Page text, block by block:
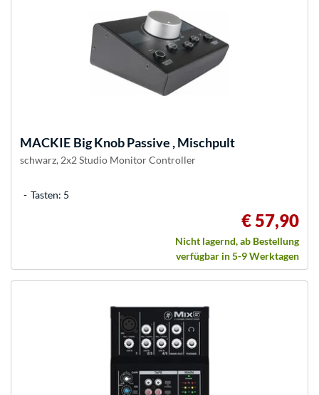
MACKIE Big Knob Passive , Mischpult
schwarz, 2x2 Studio Monitor Controller
Tasten: 5
€ 57,90
Nicht lagernd, ab Bestellung
verfügbar in 5-9 Werktagen